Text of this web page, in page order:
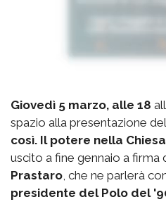
Giovedì 5 marzo, alle 18
spazio alla presentazione
così. Il potere nella
uscito a fine gennaio a firma
Prastaro , che ne parlerà
presidente del Polo del